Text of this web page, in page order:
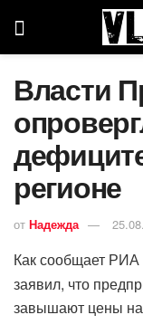
Власти
регионе
от Надежда
Как сообщает
заявил, что
завышают цены